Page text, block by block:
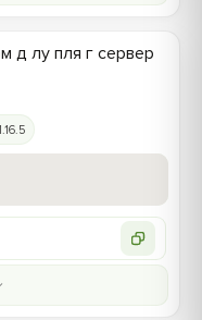
д лу пля г сервер